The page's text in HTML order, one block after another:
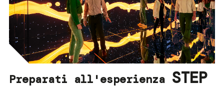
Preparati all'esperienza STEP